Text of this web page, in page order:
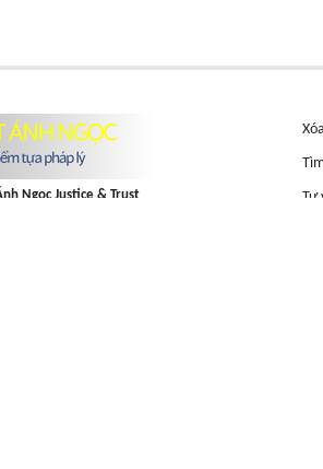
Ngọc Justice & Trust Tư